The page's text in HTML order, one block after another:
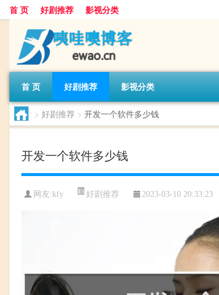
首 页 好剧推荐 影视分类
首 页 好剧推荐 影视分类
> 好剧推荐 > 开发一个软件多少钱
开发一个软件多少钱
网友: kfy 好剧推荐 2023-03-10 20:33:23